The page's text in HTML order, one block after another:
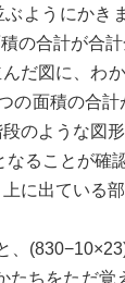
ようにかき
の合計が合計
だ図に、わ
の面積の合
のような図
ることが確
に出ている
、
たちをただ